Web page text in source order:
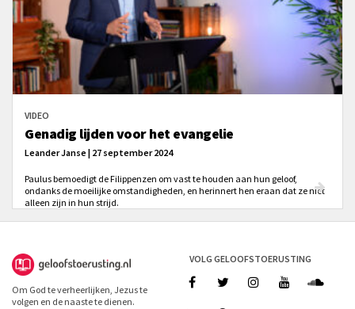
VIDEO
Genadig lijden voor het evangelie
Leander Janse | 27 september 2024
Paulus bemoedigt de Filippenzen om vast te houden aan hun geloof,
ondanks de moeilijke omstandigheden, en herinnert hen eraan dat ze niet
alleen zijn in hun strijd.
Om God te verheerlijken, Jezus te
volgen en de naaste te dienen.
VOLG GELOOFSTOERUSTING